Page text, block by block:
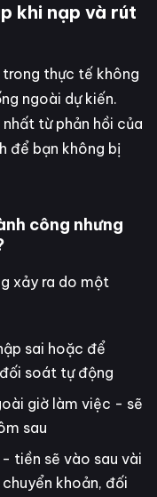
khi nạp và rút
trong thực tế không
ngoài dự kiến.
từ phản hồi của
để bạn không bị
công nhưng
xảy ra do một
sai hoặc để
soát tự động
giờ làm việc - sẽ
sau
tiền sẽ vào sau vài
khoản, đối